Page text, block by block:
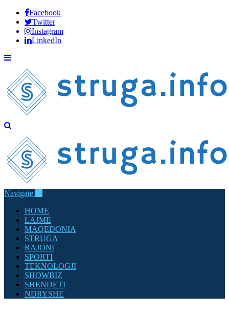
Facebook
Twitter
Instagram
LinkedIn
Navigate
HOME
LAJME
MAQEDONIA
STRUGA
RAJONI
SPORTI
TEKNOLOGJI
SHOWBIZ
SHENDETI
NDRYSHE